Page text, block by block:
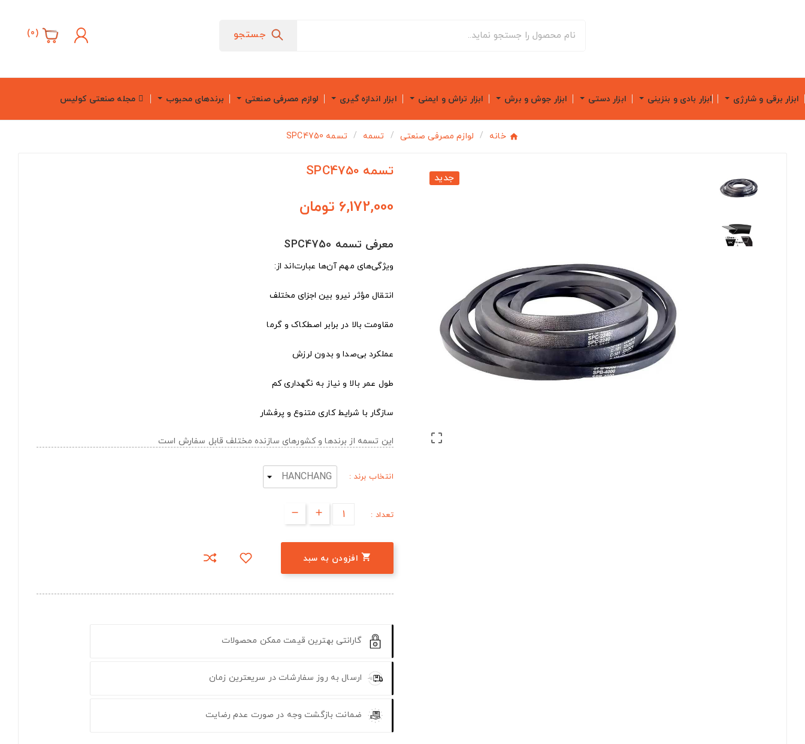
جستجو (
0
)
ابزار برقی و شارژی ابزار بادی و بنزینی ابزار دستی ابزار جوش و برش ابزار تراش و ایمنی ابزار اندازه گیری لوازم مصرفی صنعتی برندهای محبوب مجله صنعتی کولیس
خانه لوازم مصرفی صنعتی تسمه تسمه SPC4750
جدید

تسمه SPC4750
6,172,000 تومان
معرفی تسمه SPC4750
ویژگی‌های مهم آن‌ها عبارت‌اند از:
انتقال مؤثر نیرو بین اجزای مختلف
مقاومت بالا در برابر اصطکاک و گرما
عملکرد بی‌صدا و بدون لرزش
طول عمر بالا و نیاز به نگهداری کم
سازگار با شرایط کاری متنوع و پرفشار
این تسمه از برندها و کشورهای سازنده مختلف قابل سفارش است
انتخاب برند :
تعداد :
 افزودن به سبد
گارانتی بهترین قیمت ممکن محصولات
ارسال به روز سفارشات در سریعترین زمان
ضمانت بازگشت وجه در صورت عدم رضایت